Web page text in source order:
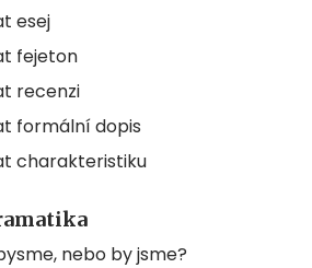
esej
fejeton
recenzi
formální dopis
charakteristiku
nebo by jsme?